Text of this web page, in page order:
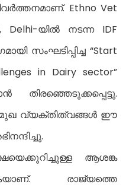
Ethno Vet
Delhi-യിൽ നടന്ന IDF
സംഘടിപ്പിച്ച “Start
in Dairy sector”
തിരഞ്ഞെടുക്കപ്പെട്ടു.
വ്യക്തിത്വങ്ങൾ ഈ
ആശങ്ക
രാജ്യത്തെ